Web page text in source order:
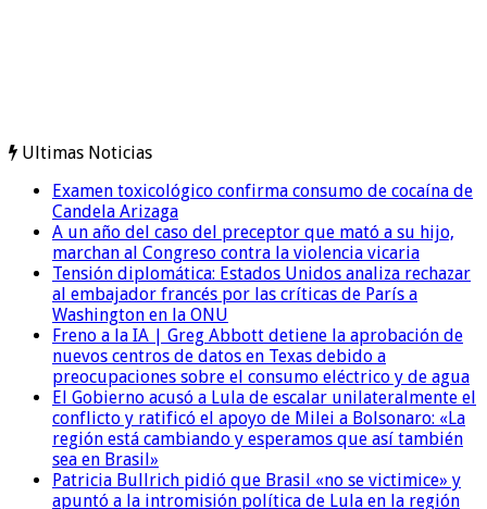
Ultimas Noticias
Examen toxicológico confirma consumo de cocaína de
Candela Arizaga
A un año del caso del preceptor que mató a su hijo,
marchan al Congreso contra la violencia vicaria
Tensión diplomática: Estados Unidos analiza rechazar
al embajador francés por las críticas de París a
Washington en la ONU
Freno a la IA | Greg Abbott detiene la aprobación de
nuevos centros de datos en Texas debido a
preocupaciones sobre el consumo eléctrico y de agua
El Gobierno acusó a Lula de escalar unilateralmente el
conflicto y ratificó el apoyo de Milei a Bolsonaro: «La
región está cambiando y esperamos que así también
sea en Brasil»
Patricia Bullrich pidió que Brasil «no se victimice» y
apuntó a la intromisión política de Lula en la región